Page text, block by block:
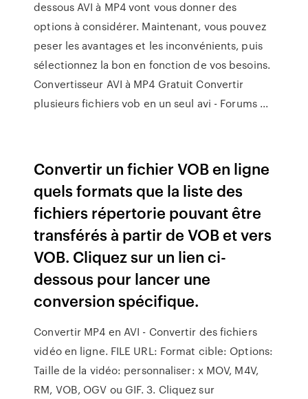
dessous AVI à MP4 vont vous donner des
options à considérer. Maintenant, vous pouvez
peser les avantages et les inconvénients, puis
sélectionnez la bon en fonction de vos besoins.
Convertisseur AVI à MP4 Gratuit Convertir
plusieurs fichiers vob en un seul avi - Forums ...
Convertir un fichier VOB en ligne
quels formats que la liste des
fichiers répertorie pouvant être
transférés à partir de VOB et vers
VOB. Cliquez sur un lien ci-
dessous pour lancer une
conversion spécifique.
Convertir MP4 en AVI - Convertir des fichiers
vidéo en ligne. FILE URL: Format cible: Options:
Taille de la vidéo: personnaliser: x MOV, M4V,
RM, VOB, OGV ou GIF. 3. Cliquez sur